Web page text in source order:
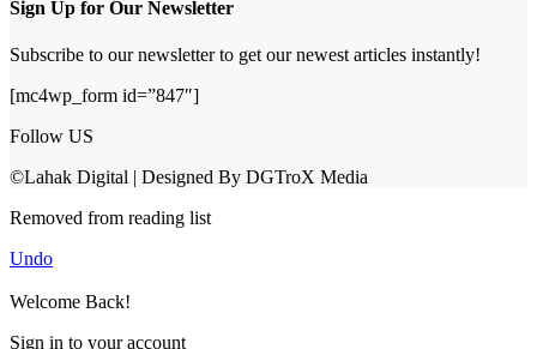
Sign Up for Our Newsletter
Subscribe to our newsletter to get our newest articles instantly!
[mc4wp_form id=”847″]
Follow US
©Lahak Digital | Designed By DGTroX Media
Removed from reading list
Undo
Welcome Back!
Sign in to your account